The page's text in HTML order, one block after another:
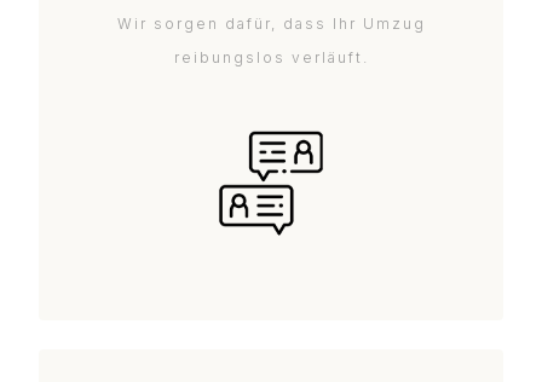
Wir sorgen dafür, dass Ihr Umzug
reibungslos verläuft.